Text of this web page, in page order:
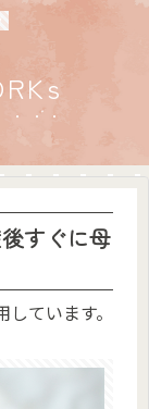
すぐに母
ています。